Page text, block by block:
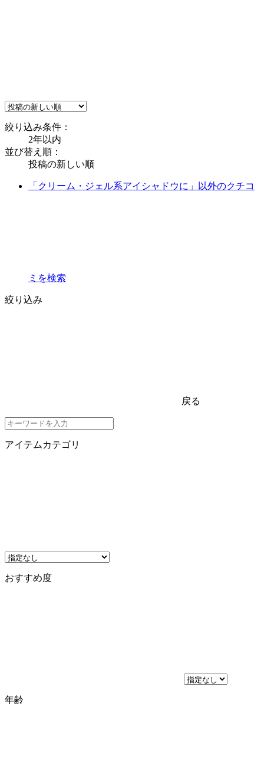
絞り込み条件：
2年以内
並び替え順：
投稿の新しい順
「クリーム・ジェル系アイシャドウに」以外のクチコ
ミを検索
絞り込み
戻る
アイテムカテゴリ
おすすめ度
年齢